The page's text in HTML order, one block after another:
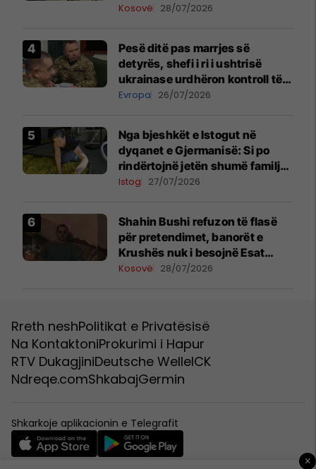
Kosovë 28/07/2026
Pesë ditë pas marrjes së
detyrës, shefi i ri i ushtrisë
ukrainase urdhëron kontroll të
madh
Evropa 26/07/2026
Nga bjeshkët e Istogut në
dyqanet e Gjermanisë: Si po
rindërtojnë jetën shumë familje
nga eksporti i bimëve mjekësore
Istog 27/07/2026
Shahin Bushi refuzon të flasë
për pretendimet, banorët e
Krushës nuk i besojnë Esat
Shalës
Kosovë 28/07/2026
Rreth neshPolitikat e Privatësisë
Na KontaktoniProkurimi i Hapur
RTV DukagjiniDeutsche WelleICK
Ndreqe.comShkabajGermin
Shkarkoje aplikacionin e Telegrafit
×